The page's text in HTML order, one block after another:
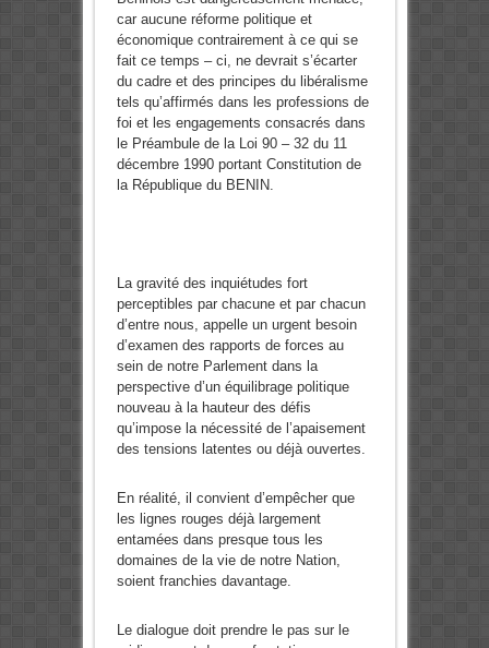
car aucune réforme politique et
économique contrairement à ce qui se
fait ce temps – ci, ne devrait s’écarter
du cadre et des principes du libéralisme
tels qu’affirmés dans les professions de
foi et les engagements consacrés dans
le Préambule de la Loi 90 – 32 du 11
décembre 1990 portant Constitution de
la République du BENIN.
La gravité des inquiétudes fort
perceptibles par chacune et par chacun
d’entre nous, appelle un urgent besoin
d’examen des rapports de forces au
sein de notre Parlement dans la
perspective d’un équilibrage politique
nouveau à la hauteur des défis
qu’impose la nécessité de l’apaisement
des tensions latentes ou déjà ouvertes.
En réalité, il convient d’empêcher que
les lignes rouges déjà largement
entamées dans presque tous les
domaines de la vie de notre Nation,
soient franchies davantage.
Le dialogue doit prendre le pas sur le